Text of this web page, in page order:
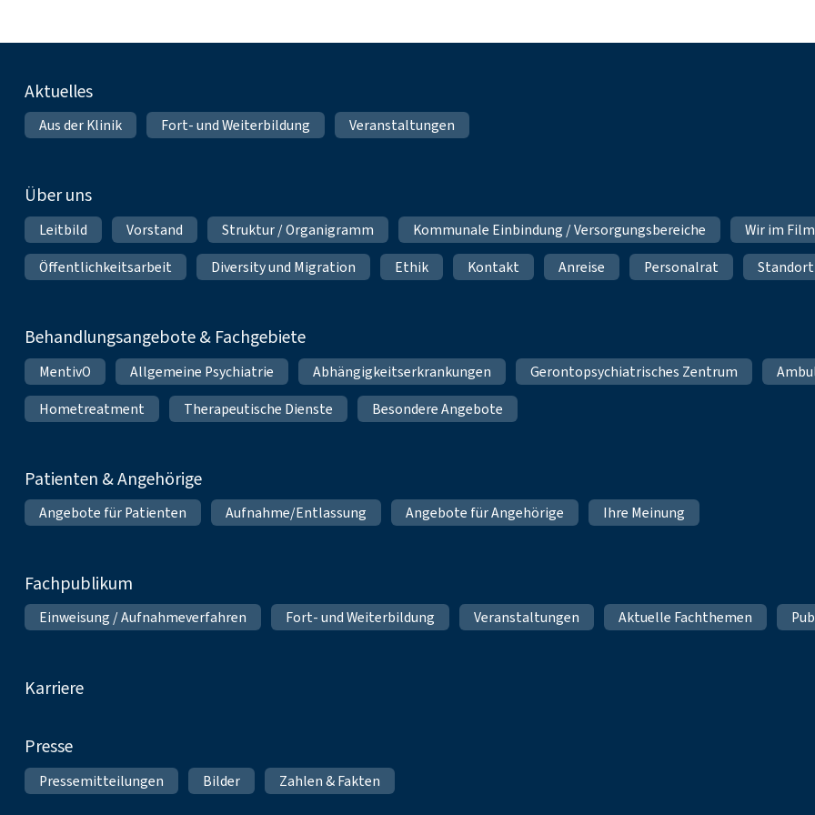
Fußnavigation
Aktuelles
Aus der Klinik Fort- und Weiterbildung Veranstaltungen
Über uns
Leitbild Vorstand Struktur / Organigramm Kommunale Einbindung / Versorgungsbereiche Wir im Film
Öffentlichkeitsarbeit
Diversity und Migration Ethik Kontakt Anreise Personalrat
Behandlungsangebote & Fachgebiete
MentivO Allgemeine Psychiatrie Abhängigkeitserkrankungen Gerontopsychiatrisches Zentrum
Hometreatment
Therapeutische Dienste Besondere Angebote
Patienten & Angehörige
Angebote für Patienten Aufnahme/Entlassung Angebote für Angehörige Ihre Meinung
Fachpublikum
Einweisung / Aufnahmeverfahren Fort- und Weiterbildung Veranstaltungen Aktuelle Fachthemen
Karriere
Presse
Pressemitteilungen Bilder Zahlen & Fakten